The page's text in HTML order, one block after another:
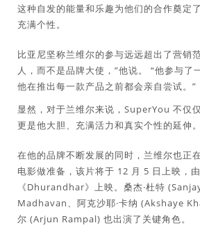
这种自发的能量和乐趣为他们的合作奠定
充满个性。
比亚尼坚称兰维尔的参与远远超出了营销
人，而不是品牌大使，”他说。 “他参与了
他在推出每一款产品之前都会亲自尝试。”
显然，对于兰维尔来说，SuperYou 不仅
更是他大胆、充满活力和真实个性的延伸。
在他的品牌不断发展的同时，兰维尔也正
电影做准备，该片将于 12 月 5 日上映，
《Dhurandhar》上映。桑杰·杜特
Madhavan、阿克沙耶·卡纳 (Akshaye
尔 (Arjun Rampal) 也出演了关键角色。